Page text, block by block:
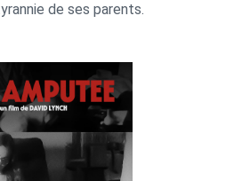
de ses parents.